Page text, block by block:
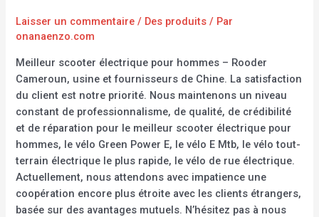
Laisser un commentaire / Des produits / Par
onanaenzo.com
Meilleur scooter électrique pour hommes – Rooder
Cameroun, usine et fournisseurs de Chine. La satisfaction
du client est notre priorité. Nous maintenons un niveau
constant de professionnalisme, de qualité, de crédibilité
et de réparation pour le meilleur scooter électrique pour
hommes, le vélo Green Power E, le vélo E Mtb, le vélo tout-
terrain électrique le plus rapide, le vélo de rue électrique.
Actuellement, nous attendons avec impatience une
coopération encore plus étroite avec les clients étrangers,
basée sur des avantages mutuels. N’hésitez pas à nous